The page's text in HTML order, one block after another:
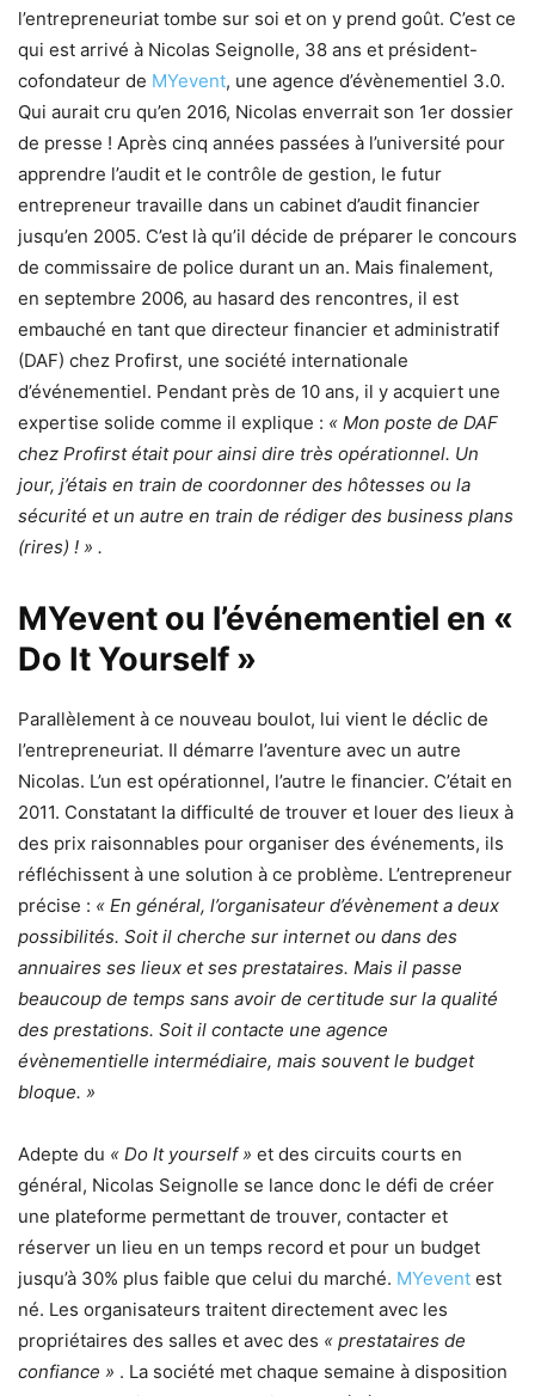
l’entrepreneuriat tombe sur soi et on y prend goût. C’est ce
qui est arrivé à Nicolas Seignolle, 38 ans et président-
cofondateur de MYevent, une agence d’évènementiel 3.0.
Qui aurait cru qu’en 2016, Nicolas enverrait son 1er dossier
de presse ! Après cinq années passées à l’université pour
apprendre l’audit et le contrôle de gestion, le futur
entrepreneur travaille dans un cabinet d’audit financier
jusqu’en 2005. C’est là qu’il décide de préparer le concours
de commissaire de police durant un an. Mais finalement,
en septembre 2006, au hasard des rencontres, il est
embauché en tant que directeur financier et administratif
(DAF) chez Profirst, une société internationale
d’événementiel. Pendant près de 10 ans, il y acquiert une
expertise solide comme il explique : « Mon poste de DAF
chez Profirst était pour ainsi dire très opérationnel. Un
jour, j’étais en train de coordonner des hôtesses ou la
sécurité et un autre en train de rédiger des business plans
(rires) ! » .
MYevent ou l’événementiel en «
Do It Yourself »
Parallèlement à ce nouveau boulot, lui vient le déclic de
l’entrepreneuriat. Il démarre l’aventure avec un autre
Nicolas. L’un est opérationnel, l’autre le financier. C’était en
2011. Constatant la difficulté de trouver et louer des lieux à
des prix raisonnables pour organiser des événements, ils
réfléchissent à une solution à ce problème. L’entrepreneur
précise : « En général, l’organisateur d’évènement a deux
possibilités. Soit il cherche sur internet ou dans des
annuaires ses lieux et ses prestataires. Mais il passe
beaucoup de temps sans avoir de certitude sur la qualité
des prestations. Soit il contacte une agence
évènementielle intermédiaire, mais souvent le budget
bloque. »
Adepte du « Do It yourself » et des circuits courts en
général, Nicolas Seignolle se lance donc le défi de créer
une plateforme permettant de trouver, contacter et
réserver un lieu en un temps record et pour un budget
jusqu’à 30% plus faible que celui du marché. MYevent est
né. Les organisateurs traitent directement avec les
propriétaires des salles et avec des « prestataires de
confiance » . La société met chaque semaine à disposition